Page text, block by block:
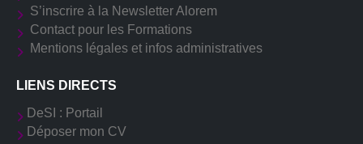
S’inscrire à la Newsletter Alorem
Contact pour les Formations
Mentions légales et infos administratives
LIENS DIRECTS
DeSI : Portail
Déposer mon CV